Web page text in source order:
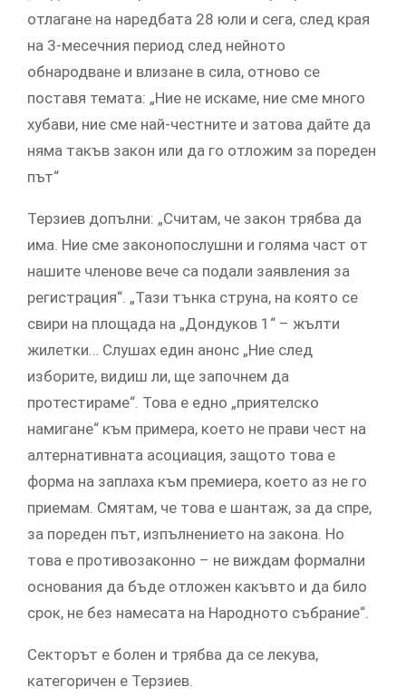
отлагане на наредбата 28 юли и сега, след края
на 3-месечния период след нейното
обнародване и влизане в сила, отново се
поставя темата: „Ние не искаме, ние сме много
хубави, ние сме най-честните и затова дайте да
няма такъв закон или да го отложим за пореден
път“
Терзиев допълни: „Считам, че закон трябва да
има. Ние сме законопослушни и голяма част от
нашите членове вече са подали заявления за
регистрация“. „Тази тънка струна, на която се
свири на площада на „Дондуков 1“ – жълти
жилетки… Слушах един анонс „Ние след
изборите, видиш ли, ще започнем да
протестираме“. Това е едно „приятелско
намигане“ към примера, което не прави чест на
алтернативната асоциация, защото това е
форма на заплаха към премиера, което аз не го
приемам. Смятам, че това е шантаж, за да спре,
за пореден път, изпълнението на закона. Но
това е противозаконно – не виждам формални
основания да бъде отложен какъвто и да било
срок, не без намесата на Народното събрание“.
Секторът е болен и трябва да се лекува,
категоричен е Терзиев.